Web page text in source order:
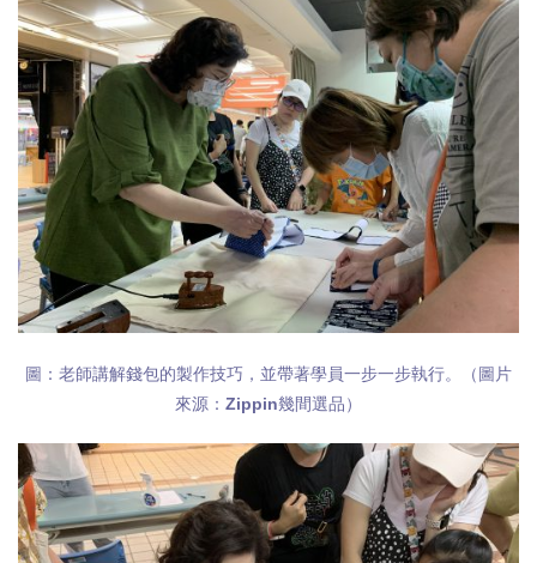
圖：老師講解錢包的製作技巧，並帶著學員一步一步執行。（圖片
來源：Zippin幾間選品）